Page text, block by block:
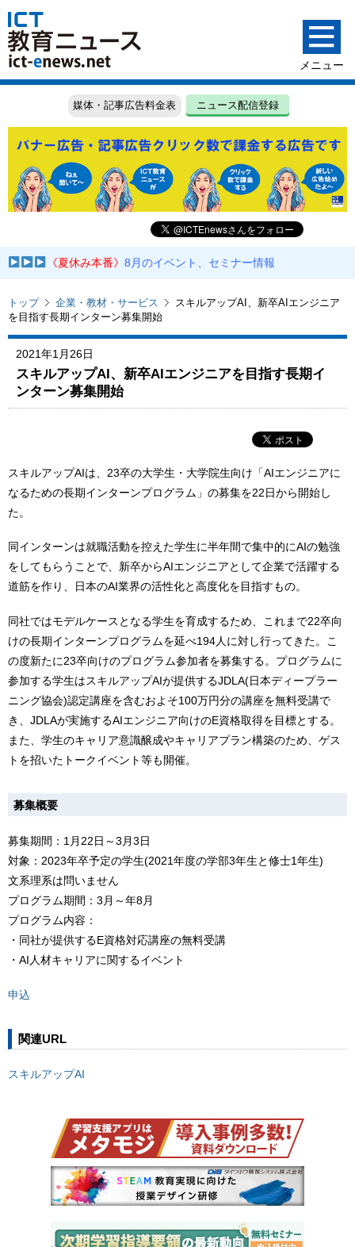
媒体・記事広告料金表 ニュース配信登録
《夏休み本番》8月のイベント、セミナー情報
トップ 企業・教材・サービス
スキルアップAI、新卒AIエンジニア
を目指す長期インターン募集開始
2021年1月26日
スキルアップAI、新卒AIエンジニアを目指す長期イ
ンターン募集開始
スキルアップAIは、23卒の大学生・大学院生向け「AIエンジニアに
なるための長期インターンプログラム」の募集を22日から開始し
た。
同インターンは就職活動を控えた学生に半年間で集中的にAIの勉強
をしてもらうことで、新卒からAIエンジニアとして企業で活躍する
道筋を作り、日本のAI業界の活性化と高度化を目指すもの。
同社ではモデルケースとなる学生を育成するため、これまで22卒向
けの長期インターンプログラムを延べ194人に対し行ってきた。こ
の度新たに23卒向けのプログラム参加者を募集する。プログラムに
参加する学生はスキルアップAIが提供するJDLA(日本ディープラー
ニング協会)認定講座を含むおよそ100万円分の講座を無料受講で
き、JDLAが実施するAIエンジニア向けのE資格取得を目標とする。
また、学生のキャリア意識醸成やキャリアプラン構築のため、ゲス
トを招いたトークイベント等も開催。
募集概要
募集期間：1月22日～3月3日
対象：2023年卒予定の学生(2021年度の学部3年生と修士1年生)
文系理系は問いません
プログラム期間：3月～年8月
プログラム内容：
・同社が提供するE資格対応講座の無料受講
・AI人材キャリアに関するイベント
申込
関連URL
スキルアップAI